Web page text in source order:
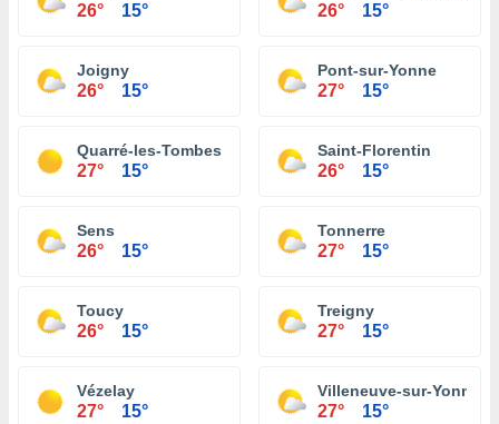
26° 15° 26° 15°
Joigny
26° 15°
Pont-sur-Yonne
27° 15°
Quarré-les-Tombes
27° 15°
Saint-Florentin
26° 15°
Sens
26° 15°
Tonnerre
27° 15°
Toucy
26° 15°
Treigny
27° 15°
Vézelay
27° 15°
Villeneuve-sur-Yonne
27° 15°